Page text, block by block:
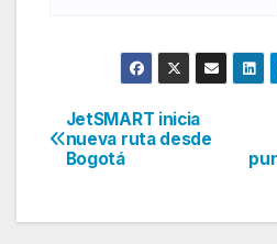
Navegación
de
entradas
JetSMART inicia
nueva ruta desde
Bogotá